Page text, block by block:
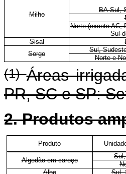
Milho
BA-Sul,
Norte (exceto AC,
Sul
Sisal
Sorgo
Sul,
Norte e
(1)Áreas
PR, SC e SP:
2. Produtos
Produto
Algodão em caroço
Alho
Sul,